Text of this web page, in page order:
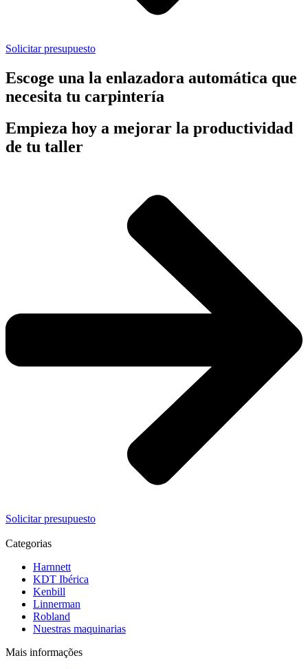
Solicitar presupuesto
Escoge una la enlazadora automática que
necesita tu carpintería
Empieza hoy a mejorar la productividad
de tu taller
Solicitar presupuesto
Categorias
Harnnett
KDT Ibérica
Kenbill
Linnerman
Robland
Nuestras maquinarias
Mais informações